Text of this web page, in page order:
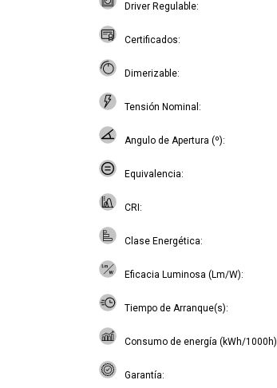
Driver Regulable
Certificados
Dimerizable
Tensión Nominal
Angulo de Apertura (º)
Equivalencia
CRI
Clase Energética
Eficacia Luminosa (Lm/W)
Tiempo de Arranque(s)
Consumo de energía (kWh/1000h)
Garantía